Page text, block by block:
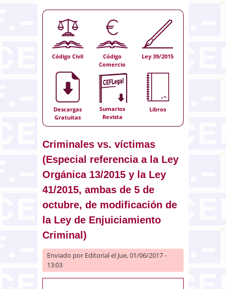
Código Civil
Código
Comercio
Ley 39/2015
Descargas
Gratuitas
Sumarios
Revista
Libros
Criminales vs. víctimas
(Especial referencia a la Ley
Orgánica 13/2015 y la Ley
41/2015, ambas de 5 de
octubre, de modificación de
la Ley de Enjuiciamiento
Criminal)
Enviado por Editorialel Jue, 01/06/2017 -
13:03